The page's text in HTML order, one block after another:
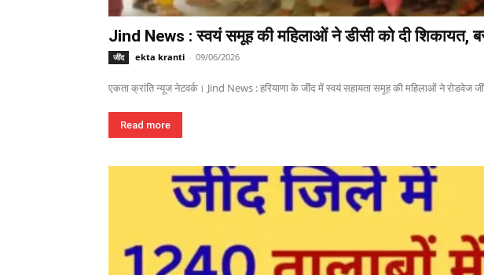
Jind News : स्वयं समूह की महिलाओं ने डीसी को दी शिकायत,
जींद ekta kranti - 09/06/2026
एकता क्रांति न्यूज नेटवर्क। Jind News : हरियाणा के जींद में स्वयं सहायता समूह की महिलाओं ने रोडवेज
Read more